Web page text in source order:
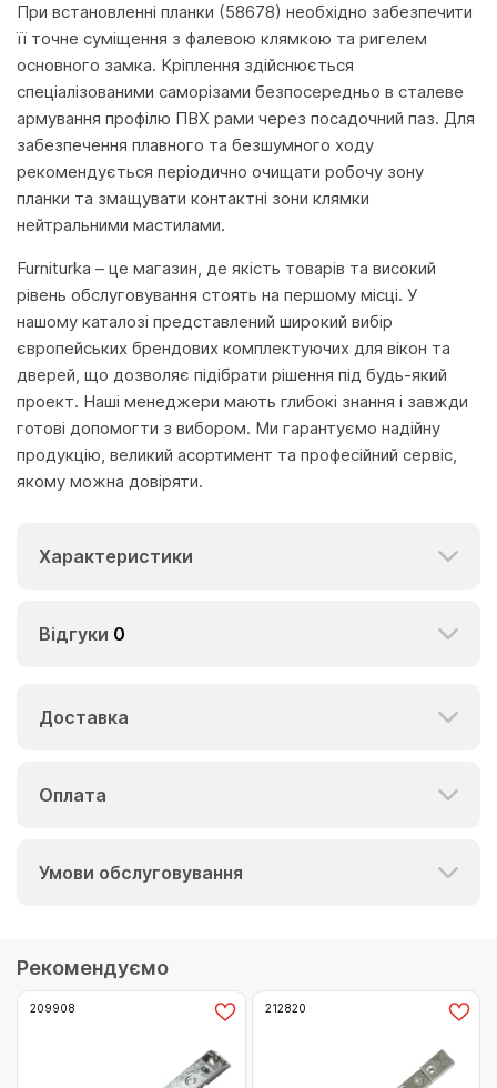
При встановленні планки (58678) необхідно забезпечити
її точне суміщення з фалевою клямкою та ригелем
основного замка. Кріплення здійснюється
спеціалізованими саморізами безпосередньо в сталеве
армування профілю ПВХ рами через посадочний паз. Для
забезпечення плавного та безшумного ходу
рекомендується періодично очищати робочу зону
планки та змащувати контактні зони клямки
нейтральними мастилами.
Furniturka – це магазин, де якість товарів та високий
рівень обслуговування стоять на першому місці. У
нашому каталозі представлений широкий вибір
європейських брендових комплектуючих для вікон та
дверей, що дозволяє підібрати рішення під будь-який
проект. Наші менеджери мають глибокі знання і завжди
готові допомогти з вибором. Ми гарантуємо надійну
продукцію, великий асортимент та професійний сервіс,
якому можна довіряти.
Характеристики
Відгуки 0
Доставка
Оплата
Умови обслуговування
Рекомендуємо
209908 212820